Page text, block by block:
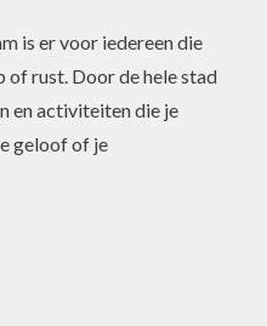
is er voor iedereen die
of rust. Door de hele stad
en activiteiten die je
geloof of je